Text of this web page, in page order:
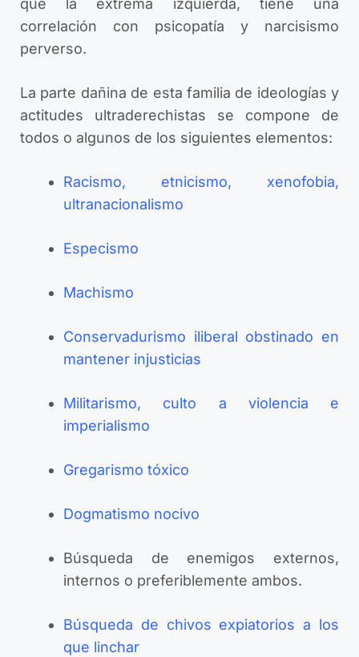
que la extrema izquierda, tiene una
correlación con psicopatía y narcisismo
perverso.
La parte dañina de esta familia de ideologías y
actitudes ultraderechistas se compone de
todos o algunos de los siguientes elementos:
Racismo, etnicismo, xenofobia,
ultranacionalismo
Especismo
Machismo
Conservadurismo iliberal obstinado en
mantener injusticias
Militarismo, culto a violencia e
imperialismo
Gregarismo tóxico
Dogmatismo nocivo
Búsqueda de enemigos externos,
internos o preferiblemente ambos.
Búsqueda de chivos expiatorios a los
que linchar